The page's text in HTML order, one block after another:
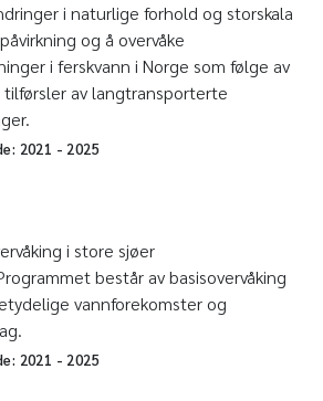
i naturlige forhold og storskala
og å overvåke
i ferskvann i Norge som følge av
av langtransporterte
2021 - 2025
i store sjøer
består av basisovervåking
vannforekomster og
2021 - 2025